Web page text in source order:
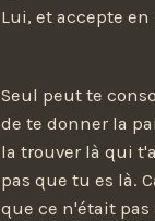
Lui, et accepte
Seul peut te
de te donner la
la trouver là qui
pas que tu es là.
que ce n'était pas